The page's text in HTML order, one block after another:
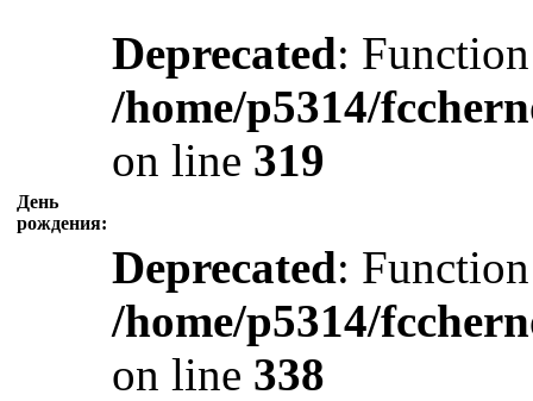
День
рождения:
Deprecated:
/home/p5314/
on line 319
Deprecated:
/home/p5314/
on line 338